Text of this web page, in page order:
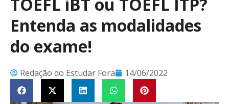
TOEFL iBT ou TOEFL ITP?
Entenda as modalidades
do exame!
Redação do Estudar Fora 14/06/2022